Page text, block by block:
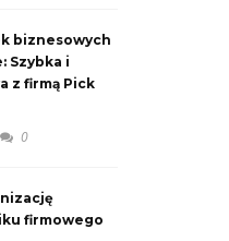
biznesowych
Szybka i
z firmą Pick
0
firmowego